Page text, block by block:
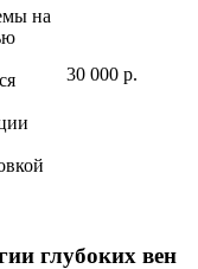
на
30 000 р.
глубоких вен